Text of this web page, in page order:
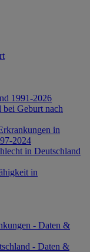
1991-2026
Geburt nach
in
2024
in Deutschland
in
- Daten &
- Daten &